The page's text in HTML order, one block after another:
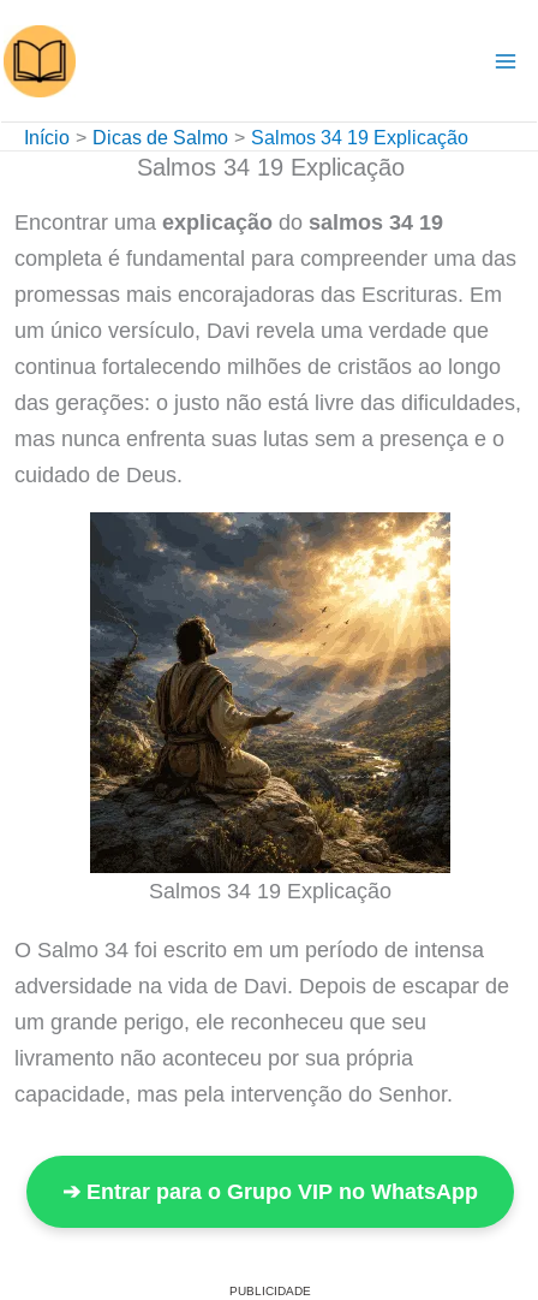
para
o
conteúdo
Início Dicas de Salmo Salmos 34 19 Explicação
Salmos 34 19 Explicação
Encontrar uma explicaçãodo salmos 34 19
completa é fundamental para compreender uma das
promessas mais encorajadoras das Escrituras. Em
um único versículo, Davi revela uma verdade que
continua fortalecendo milhões de cristãos ao longo
das gerações: o justo não está livre das dificuldades,
mas nunca enfrenta suas lutas sem a presença e o
cuidado de Deus.
Salmos 34 19 Explicação
O Salmo 34 foi escrito em um período de intensa
adversidade na vida de Davi. Depois de escapar de
um grande perigo, ele reconheceu que seu
livramento não aconteceu por sua própria
capacidade, mas pela intervenção do Senhor.
➔ Entrar para o Grupo VIP no WhatsApp
PUBLICIDADE